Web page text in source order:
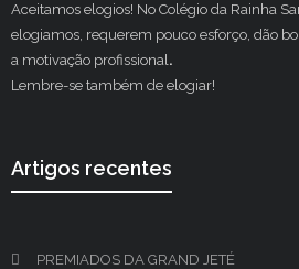
Aceitamos elogios! No Colégio da Rainha
elogiamos, requerem pouco esforço, dão
a motivação profissional.
Lembre-se também de elogiar!
Artigos recentes
PREMIADOS DA GRAND JETÉ